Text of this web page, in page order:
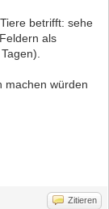
betrifft: sehe
als
machen würden
Zitieren